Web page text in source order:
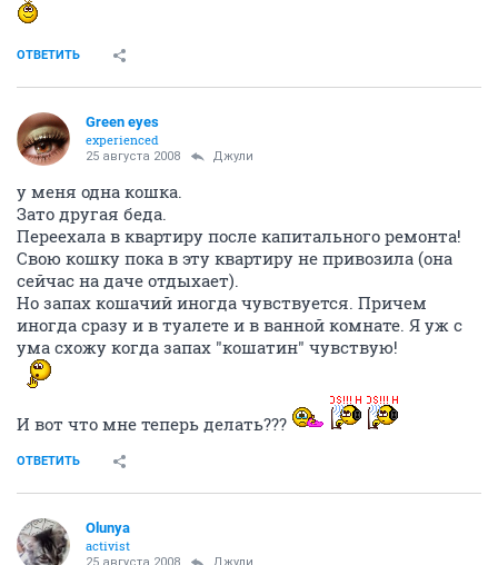
ОТВЕТИТЬ
Green eyes
experienced
25 августа 2008 Джули
у меня одна кошка.
Зато другая беда.
Переехала в квартиру после капитального ремонта!
Свою кошку пока в эту квартиру не привозила (она
сейчас на даче отдыхает).
Но запах кошачий иногда чувствуется. Причем
иногда сразу и в туалете и в ванной комнате. Я уж с
ума схожу когда запах "кошатин" чувствую!
И вот что мне теперь делать???
ОТВЕТИТЬ
Olunya
activist